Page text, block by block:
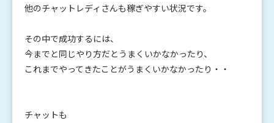
他のチャットレディさんも稼ぎやすい状況です。
その中で成功するには、
今までと同じやり方だとうまくいかなかったり、
これまでやってきたことがうまくいかなかったり・・
チャットも